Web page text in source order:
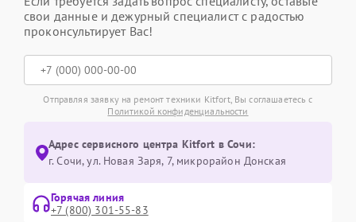
свои данные и дежурный специалист с радостью
проконсультирует Вас!
Отправляя заявку на ремонт техники Kitfort, Вы соглашаетесь с
Политикой конфиденциальности
Адрес сервисного центра Kitfort в Сочи:
г. Сочи, ул. Новая Заря, 7, микрорайон Донская
Горячая линия
+7 (800) 301-55-83